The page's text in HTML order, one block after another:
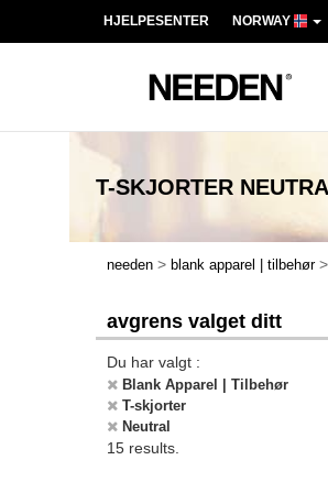
HJELPESENTER NORWAY
T-SKJORTER
needen > blank apparel | tilbehør >
avgrens valget ditt
Du har valgt :
Blank Apparel | Tilbehør
T-skjorter
Neutral
15 results.